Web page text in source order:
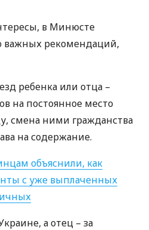
в Минюсте
важных рекомендаций,
ребенка или отца –
на постоянное место
смена ними гражданства
на содержание.
объяснили, как
с уже выплаченных
а отец – за